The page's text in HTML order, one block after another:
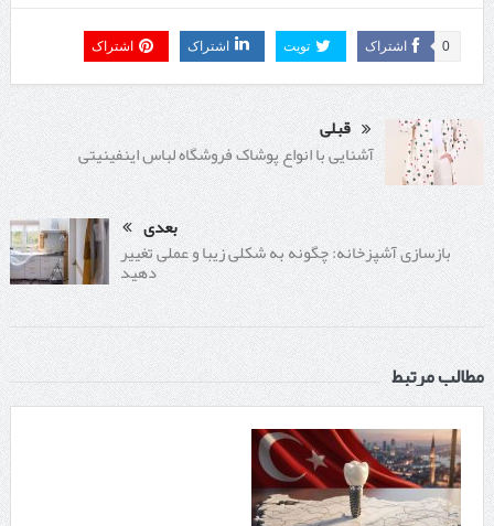
اشتراک 0 تویت اشتراک اشتراک
قبلی
آشنایی با انواع پوشاک فروشگاه لباس اینفینیتی
بعدی
بازسازی آشپزخانه: چگونه به شکلی زیبا و عملی تغییر
دهید
مطالب مرتبط